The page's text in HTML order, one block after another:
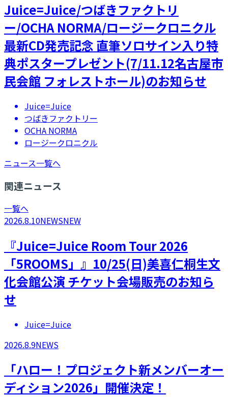
Juice=Juice/つばきファクトリ
ー/OCHA NORMA/ロージークロニクル
最新CD発売記念 直筆ソロサイン入り特
典ポスタープレゼント(7/11.12名古屋市
民会館 フォレストホール)のお知らせ
Juice=Juice
つばきファクトリー
OCHA NORMA
ロージークロニクル
ニュース一覧へ
関連ニュース
一覧へ
2026.8.10NEWSNEW
『Juice=Juice Room Tour 2026
「5ROOMS」』10/25(日)美喜仁桐生文
化会館公演 チケット会場販売のお知ら
せ
Juice=Juice
2026.8.9NEWS
「ハロー！プロジェクト新メンバーオー
ディション2026」開催決定！